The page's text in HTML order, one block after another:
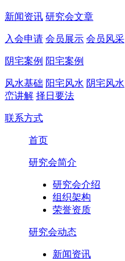
新闻资讯 研究会文章
入会申请 会员展示 会员风采
阴宅案例 阳宅案例
风水基础 阳宅风水 阴宅风水
峦讲解 择日要法
联系方式
首页
研究会简介
研究会介绍
组织架构
荣誉资质
研究会动态
新闻资讯